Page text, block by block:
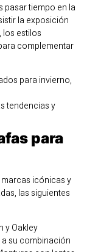
pasar tiempo en la
la exposición
los estilos
complementar
para invierno,
tendencias y
para
icónicas y
las siguientes
y Oakley
su combinación